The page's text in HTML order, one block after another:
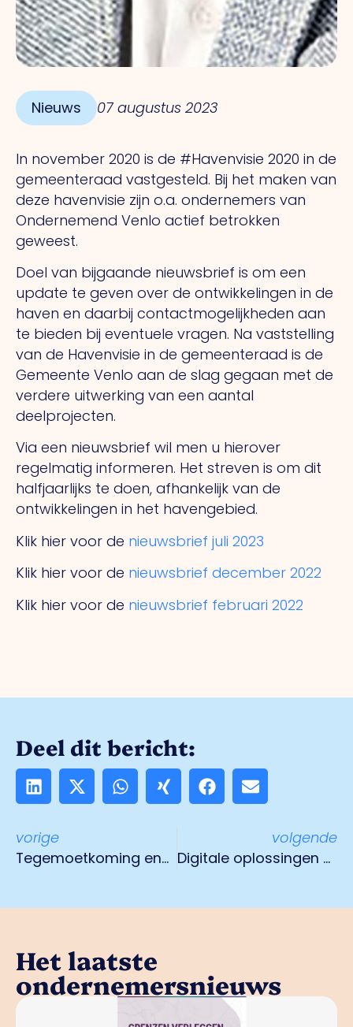
Nieuws 07 augustus 2023
In november 2020 is de #Havenvisie 2020 in de
gemeenteraad vastgesteld. Bij het maken van
deze havenvisie zijn o.a. ondernemers van
Ondernemend Venlo actief betrokken
geweest.
Doel van bijgaande nieuwsbrief is om een
update te geven over de ontwikkelingen in de
haven en daarbij contactmogelijkheden aan
te bieden bij eventuele vragen. Na vaststelling
van de Havenvisie in de gemeenteraad is de
Gemeente Venlo aan de slag gegaan met de
verdere uitwerking van een aantal
deelprojecten.
Via een nieuwsbrief wil men u hierover
regelmatig informeren. Het streven is om dit
halfjaarlijks te doen, afhankelijk van de
ontwikkelingen in het havengebied.
Klik hier voor de nieuwsbrief juli 2023
Klik hier voor de nieuwsbrief december 2022
Klik hier voor de nieuwsbrief februari 2022
Deel dit bericht:
vorige
Tegemoetkoming energiekosten mkb
volgende
Digitale oplossingen voor MKB maakindustrie
Het laatste
ondernemersnieuws